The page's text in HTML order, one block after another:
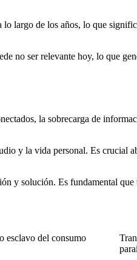
largo de los años, lo que
no ser relevante hoy, lo que
la sobrecarga de
y la vida personal. Es crucial
y solución. Es fundamental
esclavo del consumo